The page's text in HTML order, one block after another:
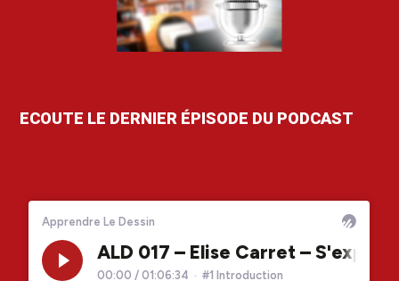
ECOUTE LE DERNIER ÉPISODE DU PODCAST